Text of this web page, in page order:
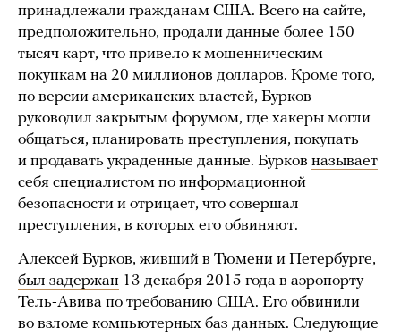
принадлежали гражданам США. Всего на сайте,
предположительно, продали данные более 150
тысяч карт, что привело к мошенническим
покупкам на 20 миллионов долларов. Кроме того,
по версии американских властей, Бурков
руководил закрытым форумом, где хакеры могли
общаться, планировать преступления, покупать
и продавать украденные данные. Бурков называет
себя специалистом по информационной
безопасности и отрицает, что совершал
преступления, в которых его обвиняют.
Алексей Бурков, живший в Тюмени и Петербурге,
был задержан 13 декабря 2015 года в аэропорту
Тель-Авива по требованию США. Его обвинили
во взломе компьютерных баз данных. Следующие